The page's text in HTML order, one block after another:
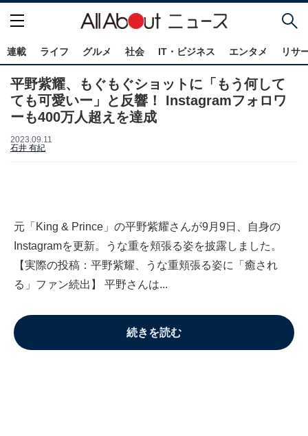
連載 ライフ グルメ 社会 IT・ビジネス エンタメ リサ
平野紫耀、もぐもぐショットに「もう何して
ても可愛いー」と反響！ Instagramフォロワ
ーも400万人超えを達成
2023.09.11
石井 有紀
元「King & Prince」の平野紫耀さんが9月9日、自身の
Instagramを更新。うな重を頬張る姿を披露しました。
【実際の投稿：平野紫耀、うな重頬張る姿に「癒され
る」ファン続出】 平野さんは...
続きを読む